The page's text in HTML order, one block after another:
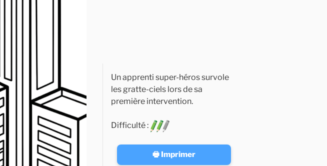
Un apprenti super-héros survole
les gratte-ciels lors de sa
première intervention.
Difficulté :
🖶 Imprimer